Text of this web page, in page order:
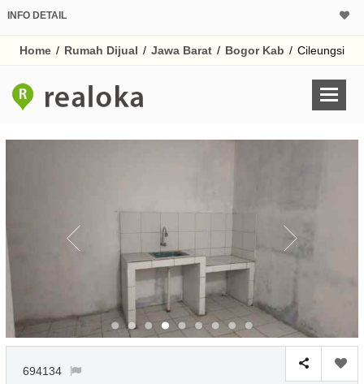
INFO DETAIL
Home / Rumah Dijual / Jawa Barat / Bogor Kab / Cileungsi
694134
Harga Rp
Untuk hasil simulasi
pada kotak-